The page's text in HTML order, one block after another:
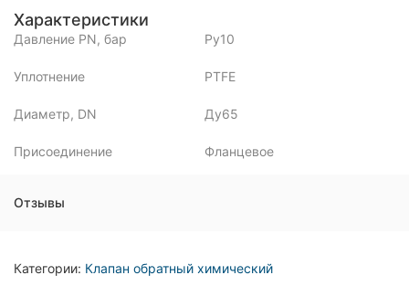
Характеристики
Давление PN, бар Ру10
Уплотнение PTFE
Диаметр, DN Ду65
Присоединение Фланцевое
Отзывы
Категории: Клапан обратный химический